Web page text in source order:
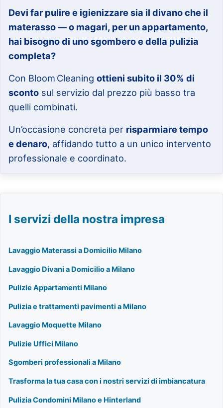
Devi far pulire e igienizzare sia il divano che il
materasso — o magari, per un appartamento,
hai bisogno di uno sgombero e della pulizia
completa?
Con Bloom Cleaningottieni subito il 30% di
sconto sul servizio dal prezzo più basso tra
quelli combinati.
Un’occasione concreta per risparmiare tempo
e denaro, affidando tutto a un unico intervento
professionale e coordinato.
I servizi della nostra impresa
Lavaggio Materassi a Domicilio Milano
Lavaggio Divani a Domicilio a Milano
Pulizie Appartamenti Milano
Pulizia e trattamenti pavimenti a Milano
Lavaggio Moquette Milano
Pulizie Uffici Milano
Sgomberi professionali a Milano
Trasforma la tua casa con i nostri servizi di imbiancatura
Pulizia Condomini Milano e Hinterland